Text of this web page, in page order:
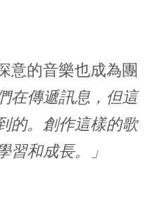
意的音樂也成為團
在傳遞訊息，但這
的。創作這樣的歌
習和成長。」